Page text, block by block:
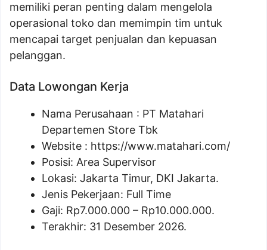
memiliki peran penting dalam mengelola
operasional toko dan memimpin tim untuk
mencapai target penjualan dan kepuasan
pelanggan.
Data Lowongan Kerja
Nama Perusahaan : PT Matahari
Departemen Store Tbk
Website : https://www.matahari.com/
Posisi: Area Supervisor
Lokasi: Jakarta Timur, DKI Jakarta.
Jenis Pekerjaan: Full Time
Gaji: Rp7.000.000 – Rp10.000.000.
Terakhir: 31 Desember 2026.